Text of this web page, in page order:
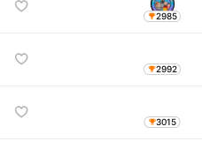
2985
2992
3015